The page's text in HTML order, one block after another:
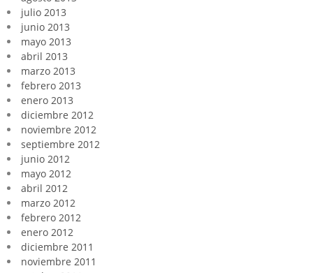
julio 2013
junio 2013
mayo 2013
abril 2013
marzo 2013
febrero 2013
enero 2013
diciembre 2012
noviembre 2012
septiembre 2012
junio 2012
mayo 2012
abril 2012
marzo 2012
febrero 2012
enero 2012
diciembre 2011
noviembre 2011